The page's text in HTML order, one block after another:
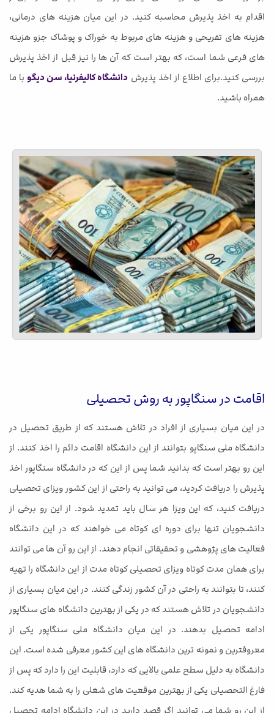
اقدام به اخذ پذیرش محاسبه کنید. در این میان هزینه های درمانی،
هزینه های تفریحی و هزینه های مربوط به خوراک و پوشاک جزو هزینه
های فرعی شما است، که بهتر است که آن ها را نیز قبل از اخذ پذیرش
بررسی کنید.برای اطلاع از اخذ پذیرش دانشگاه کالیفرنیا، سن دیگو با ما
همراه باشید.
اقامت در سنگاپور به روش تحصیلی
در این میان بسیاری از افراد در تلاش هستند که از طریق تحصیل در
دانشگاه ملی سنگاپو بتوانند از این دانشگاه اقامت دائم را اخذ کنند. از
این رو بهتر است که بدانید شما پس از این که در دانشگاه سنگاپور اخذ
پذیرش را دریافت کردید، می توانید به راحتی از این کشور ویزای تحصیلی
دریافت کنید، که این ویزا هر سال باید تمدید شود. از این رو برخی از
دانشجویان تنها برای دوره ای کوتاه می خواهند که در این دانشگاه
فعالیت های پژوهشی و تحقیقاتی انجام دهند. از این رو آن ها می توانند
برای همان مدت کوتاه ویزای تحصیلی کوتاه مدت از این دانشگاه را تهیه
کنند، تا بتوانند به راحتی در آن کشور زندگی کنند. در این میان بسیاری از
دانشجویان در تلاش هستند که در یکی از بهترین دانشگاه های سنگاپور
ادامه تحصیل بدهند. در این میان دانشگاه ملی سنگاپور یکی از
معروفترین و نمونه ترین دانشگاه های این کشور معرفی شده است. این
دانشگاه به دلیل سطح علمی بالایی که دارد، قابلیت این را دارد که پس از
فارغ التحصیلی یکی از بهترین موقعیت های شغلی را به شما هدیه کند.
از این رو شما می توانید اگر قصد دارید در این دانشگاه ادامه تحصیل